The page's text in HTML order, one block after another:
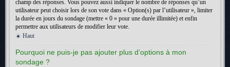
champ des réponses. Vous pouvez aussi indiquer le nombre de réponses qu’un
utilisateur peut choisir lors de son vote dans « Option(s) par l’utilisateur », limiter
la durée en jours du sondage (mettre « 0 » pour une durée illimitée) et enfin
permettre aux utilisateurs de modifier leur vote.
Haut
Pourquoi ne puis-je pas ajouter plus d’options à mon
sondage ?